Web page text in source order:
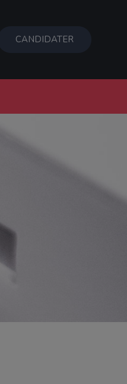
CANDIDATER